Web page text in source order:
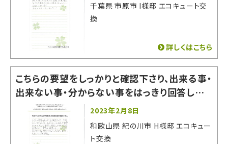
千葉県 市原市 I様邸 エコキュート交
換
詳しくはこちら
こちらの要望をしっかりと確認下さり、出来る事・
出来ない事・分からない事をはっきり回答してく
ださったので非常に相談しやすかったです。 即答
出来ない質問や希望にもいいかげんな回答をそ
の場でされなかった為、お願いする事に決めまし
2023年2月8日
和歌山県 紀の川市 H様邸 エコキュー
ト交換